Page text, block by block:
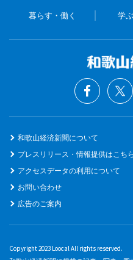
暮らす・働く 学
和歌山経済新聞について
プレスリリース・情報提供はこち
アクセスデータの利用について
お問い合わせ
広告のご案内
Copyright 2023 Loocal All rights reserved.